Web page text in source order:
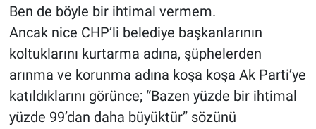
Ben de böyle bir ihtimal vermem.
Ancak nice CHP’li belediye başkanlarının
koltuklarını kurtarma adına, şüphelerden
arınma ve korunma adına koşa koşa Ak Parti’ye
katıldıklarını görünce; “Bazen yüzde bir ihtimal
yüzde 99’dan daha büyüktür” sözünü